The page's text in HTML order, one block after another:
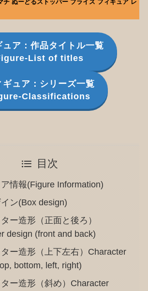
チ ぬーどるストッパー プライズ フィギュア レ
ュア：作品タイトル一覧
List of titles
ギュア：シリーズ一覧
Classifications
目次
情報(Figure Information)
ン(Box design)
ー造形（正面と後ろ）
design (front and back)
ー造形（上下左右）Character
bottom, left, right)
ー造形（斜め）Character